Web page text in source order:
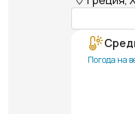
Погода на